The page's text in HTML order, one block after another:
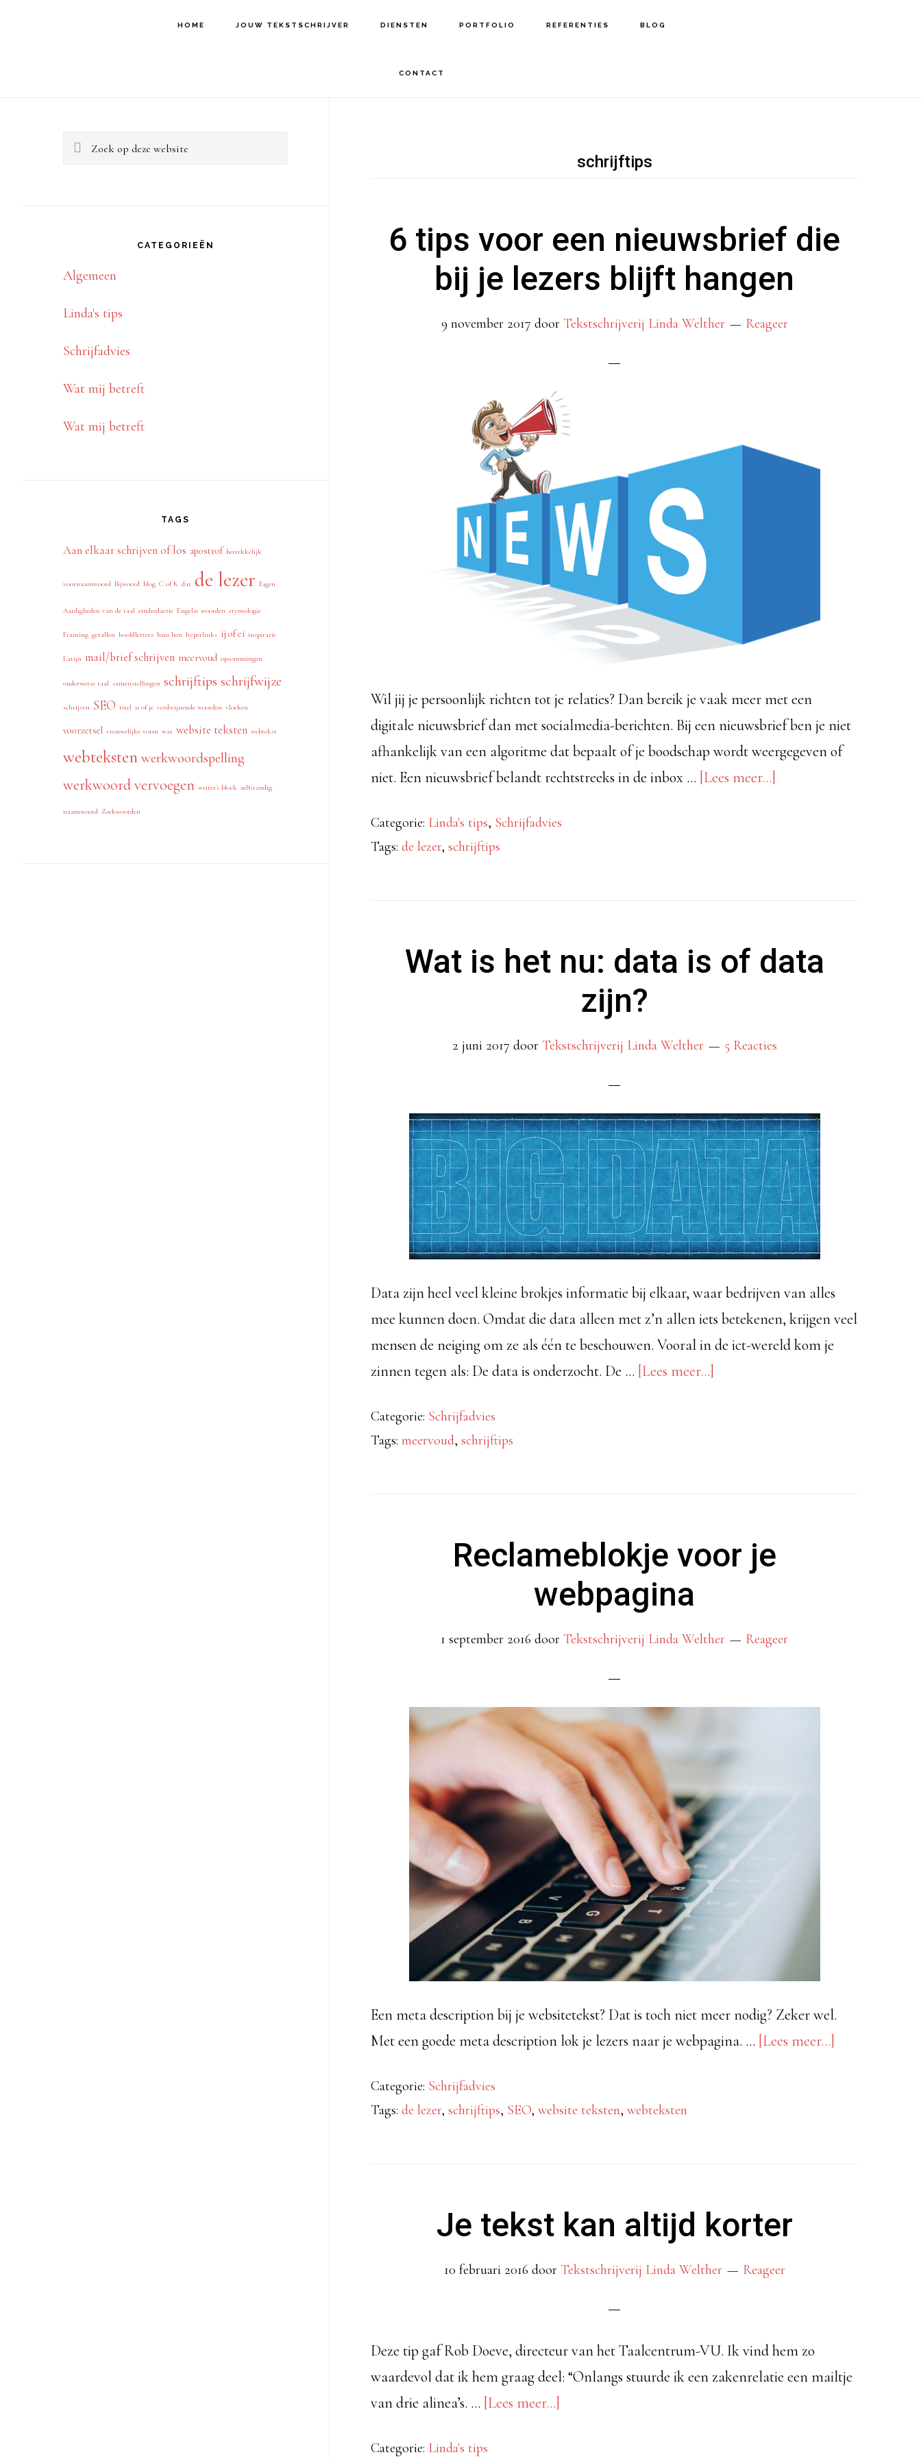
HOME JOUW TEKSTSCHRIJVER DIENSTEN PORTFOLIO REFERENTIES BLOG
CONTACT
schrijftips
6 tips voor een nieuwsbrief die
bij je lezers blijft hangen
9 november 2017 door Tekstschrijverij Linda Welther Reageer
Wil jij je persoonlijk richten tot je relaties? Dan bereik je vaak meer met een
digitale nieuwsbrief dan met socialmedia-berichten. Bij een nieuwsbrief ben je niet
afhankelijk van een algoritme dat bepaalt of je boodschap wordt weergegeven of
niet. Een nieuwsbrief belandt rechtstreeks in de inbox … [Lees meer...]
je
Categorie: Linda's tips, Schrijfadvies
Tags: de lezer, schrijftips
Wat is het nu: data is of data
zijn?
2 juni 2017 door Tekstschrijverij Linda Welther 5 Reacties
Data zijn heel veel kleine brokjes informatie bij elkaar, waar bedrijven van alles
mee kunnen doen. Omdat die data alleen met z’n allen iets betekenen, krijgen veel
mensen de neiging om ze als één te beschouwen. Vooral in de ict-wereld kom je
zinnen tegen als: De data is onderzocht. De … [Lees meer...]
data
Categorie: Schrijfadvies
Tags: meervoud, schrijftips
Reclameblokje voor je
webpagina
1 september 2016 door Tekstschrijverij Linda Welther Reageer
Een meta description bij je websitetekst? Dat is toch niet meer nodig? Zeker wel.
Met een goede meta description lok je lezers naar je webpagina. … [Lees meer...]
Categorie: Schrijfadvies
Tags: de lezer, schrijftips, SEO, website teksten, webteksten
Je tekst kan altijd korter
10 februari 2016 door Tekstschrijverij Linda Welther Reageer
Deze tip gaf Rob Doeve, directeur van het Taalcentrum-VU. Ik vind hem zo
waardevol dat ik hem graag deel: “Onlangs stuurde ik een zakenrelatie een mailtje
van drie alinea’s. … [Lees meer...]
Categorie: Linda's tips
Sidebar
Zoek
CATEGORIEËN
Algemeen
Linda's tips
Schrijfadvies
Wat mij betreft
Wat mij betreft
TAGS
Aan elkaar schrijven of los apostrof betrekkelijk
voornaamwoord Bijwoord blog C of K dat de lezer Eigen
Aardigheden van de taal eindredactie Engelse woorden etymologie
Framing getallen hoofdletters hun hen hyperlinks ij of ei inspiratie
Latijn mail/brief schrijven meervoud opsommingen
ouderwetse taal samenstellingen schrijftips schrijfwijze
schrijven SEO titel u of je verdwijnende woorden vloeken
voorzetsel vrouwelijke vorm wat website teksten webtekst
webteksten werkwoordspelling
werkwoord vervoegen writer's block zelfstandig
naamwoord Zoekwoorden